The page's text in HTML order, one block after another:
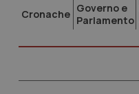
Cronache Governo e
Parlamento